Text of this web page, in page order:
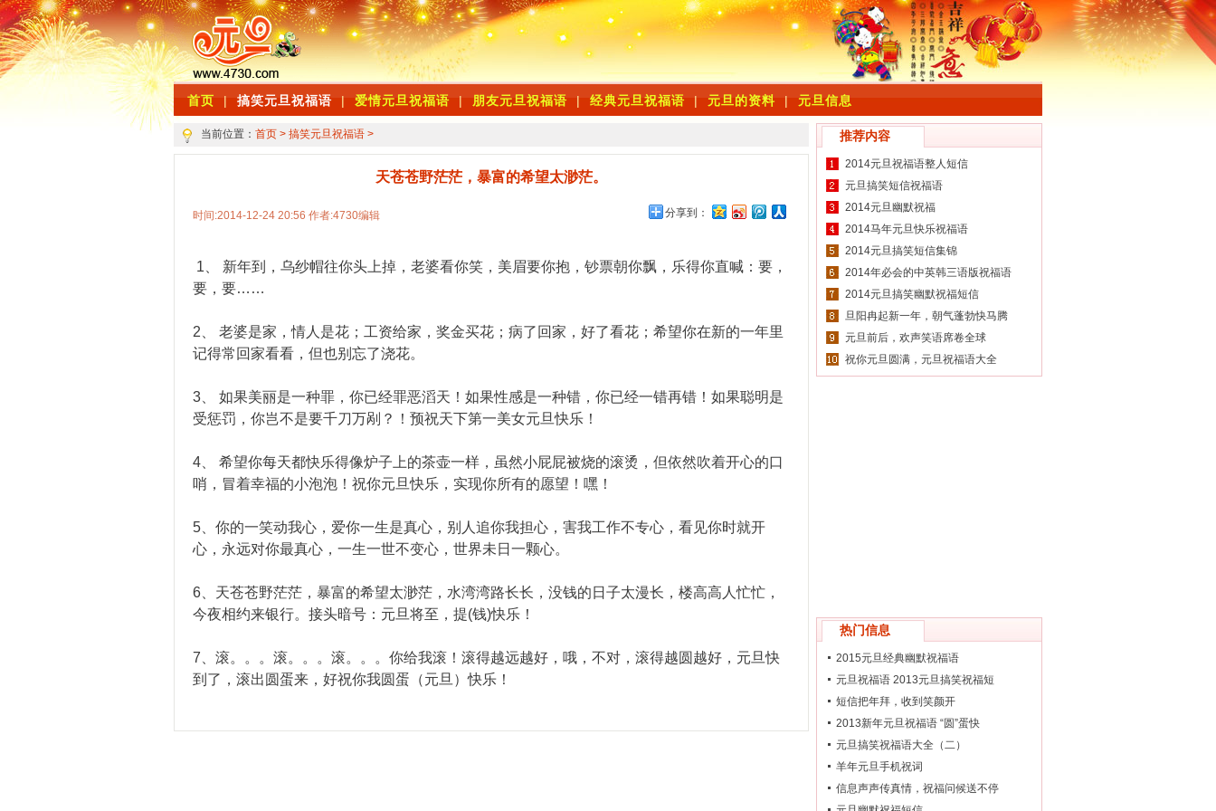
首页 | 搞笑元旦祝福语 | 爱情元旦祝福语 | 朋友元旦祝福语 | 经典元旦祝福语 | 元旦的资料 | 元旦信息
当前位置： 首页 > 搞笑元旦祝福语 >
天苍苍野茫茫，暴富的希望太渺茫。
时间:2014-12-24 20:56 作者:4730编辑 分享到：
1、 新年到，乌纱帽往你头上掉，老婆看你笑，美眉要你抱，钞票朝你飘，乐得你直喊：要，
要，要……
2、 老婆是家，情人是花；工资给家，奖金买花；病了回家，好了看花；希望你在新的一年里
记得常回家看看，但也别忘了浇花。
3、 如果美丽是一种罪，你已经罪恶滔天！如果性感是一种错，你已经一错再错！如果聪明是
受惩罚，你岂不是要千刀万剐？！预祝天下第一美女元旦快乐！
4、 希望你每天都快乐得像炉子上的茶壶一样，虽然小屁屁被烧的滚烫，但依然吹着开心的口
哨，冒着幸福的小泡泡！祝你元旦快乐，实现你所有的愿望！嘿！
5、你的一笑动我心，爱你一生是真心，别人追你我担心，害我工作不专心，看见你时就开
心，永远对你最真心，一生一世不变心，世界未日一颗心。
6、天苍苍野茫茫，暴富的希望太渺茫，水湾湾路长长，没钱的日子太漫长，楼高高人忙忙，
今夜相约来银行。接头暗号：元旦将至，提(钱)快乐！
7、滚。。。滚。。。滚。。。你给我滚！滚得越远越好，哦，不对，滚得越圆越好，元旦快
到了，滚出圆蛋来，好祝你我圆蛋（元旦）快乐！
推荐内容
2014元旦祝福语整人短信
元旦搞笑短信祝福语
2014元旦幽默祝福
2014马年元旦快乐祝福语
2014元旦搞笑短信集锦
2014年必会的中英韩三语版祝福语
2014元旦搞笑幽默祝福短信
旦阳冉起新一年，朝气蓬勃快马腾
元旦前后，欢声笑语席卷全球
祝你元旦圆满，元旦祝福语大全
热门信息
2015元旦经典幽默祝福语
元旦祝福语 2013元旦搞笑祝福短
短信把年拜，收到笑颜开
2013新年元旦祝福语 “圆”蛋快
元旦搞笑祝福语大全（二）
羊年元旦手机祝词
信息声声传真情，祝福问候送不停